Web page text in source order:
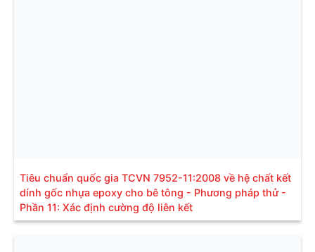
Tiêu chuẩn quốc gia TCVN 7952-11:2008 về hệ chất kết
dính gốc nhựa epoxy cho bê tông - Phương pháp thử -
Phần 11: Xác định cường độ liên kết